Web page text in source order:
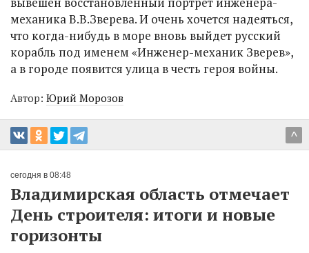
механика В.В.Зверева. И очень хочется надеяться,
что когда-нибудь в море вновь выйдет русский
корабль под именем «Инженер-механик Зверев»,
а в городе появится улица в честь героя войны.
Автор: Юрий Морозов
^
сегодня в 08:48
Владимирская область отмечает
День строителя: итоги и новые
горизонты